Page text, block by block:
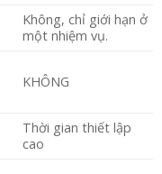
Không, chỉ giới hạn ở
một nhiệm vụ.
KHÔNG
Thời gian thiết lập
cao